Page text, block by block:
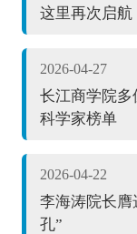
这里再次启航
2026-04-27
长江商学院多
科学家榜单
2026-04-22
李海涛院长膺
孔”